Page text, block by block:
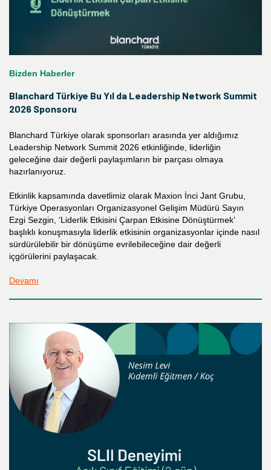
Bizden Haberler
Blanchard Türkiye Bu Yıl da Leadership Network Summit
2026 Sponsoru
Blanchard Türkiye olarak sponsorları arasında yer aldığımız
Leadership Network Summit 2026 etkinliğinde, liderliğin
geleceğine dair değerli paylaşımların bir parçası olmaya
hazırlanıyoruz.
Etkinlik kapsamında davetlimiz olarak Maxion İnci Jant Grubu,
Türkiye Operasyonları Organizasyonel Gelişim Müdürü Sayın
Ezgi Sezgin, ‘Liderlik Etkisini Çarpan Etkisine Dönüştürmek’
başlıklı konuşmasıyla liderlik etkisinin organizasyonlar içinde nasıl
sürdürülebilir bir dönüşüme evrilebileceğine dair değerli
içgörülerini paylaşacak.
Devamı